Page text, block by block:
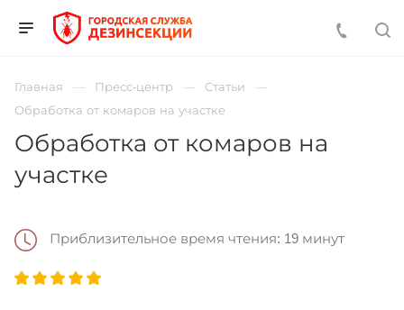
Главная Пресс-центр
Статьи
Обработка от комаров на участке
Обработка от комаров на
участке
Приблизительное время чтения: 19 минут